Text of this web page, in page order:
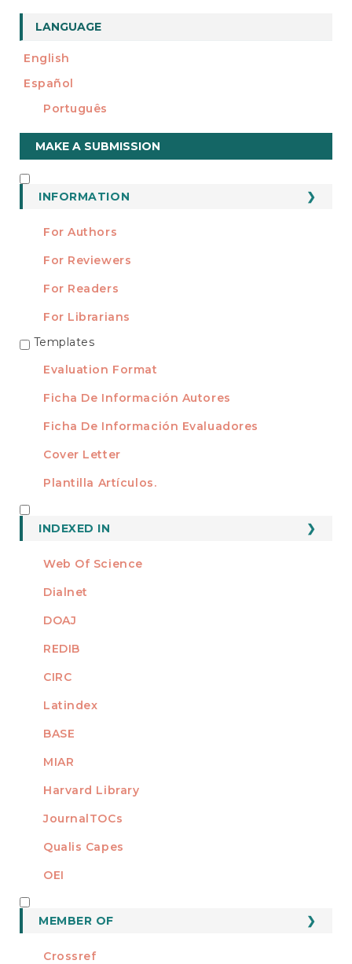
LANGUAGE
English
Español
Português
Make
a
Submission
MAKE A SUBMISSION
INFORMATION
For Authors
For Reviewers
For Readers
For Librarians
TEMPLATES
Templates
Evaluation Format
Ficha De Información Autores
Ficha De Información Evaluadores
Cover Letter
Plantilla Artículos.
INDEXED IN
Web Of Science
Dialnet
DOAJ
REDIB
CIRC
Latindex
BASE
MIAR
Harvard Library
JournalTOCs
Qualis Capes
OEI
MEMBER OF
Crossref